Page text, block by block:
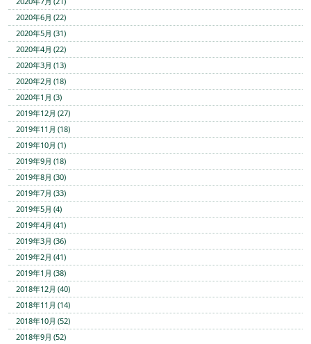
2020年6月 (22)
2020年5月 (31)
2020年4月 (22)
2020年3月 (13)
2020年2月 (18)
2020年1月 (3)
2019年12月 (27)
2019年11月 (18)
2019年10月 (1)
2019年9月 (18)
2019年8月 (30)
2019年7月 (33)
2019年5月 (4)
2019年4月 (41)
2019年3月 (36)
2019年2月 (41)
2019年1月 (38)
2018年12月 (40)
2018年11月 (14)
2018年10月 (52)
2018年9月 (52)